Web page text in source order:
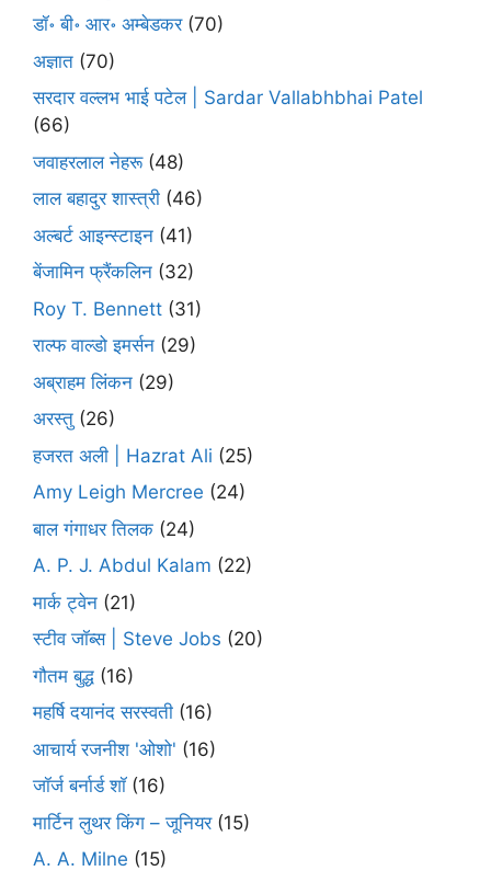
डॉ॰ बी॰ आर॰ अम्बेडकर(70)
अज्ञात (70)
सरदार वल्लभ भाई पटेल | Sardar Vallabhbhai Patel
(66)
जवाहरलाल नेहरू(48)
लाल बहादुर शास्त्री (46)
अल्बर्ट आइन्स्टाइन (41)
बेंजामिन फ्रैंकलिन (32)
Roy T. Bennett (31)
राल्फ वाल्डो इमर्सन (29)
अब्राहम लिंकन (29)
अरस्तु (26)
हजरत अली | Hazrat Ali (25)
Amy Leigh Mercree (24)
बाल गंगाधर तिलक (24)
A. P. J. Abdul Kalam (22)
मार्क ट्वेन (21)
स्टीव जॉब्स | Steve Jobs (20)
गौतम बुद्ध (16)
महर्षि दयानंद सरस्वती (16)
आचार्य रजनीश 'ओशो' (16)
जॉर्ज बर्नार्ड शॉ(16)
मार्टिन लुथर किंग – जूनियर(15)
A. A. Milne (15)